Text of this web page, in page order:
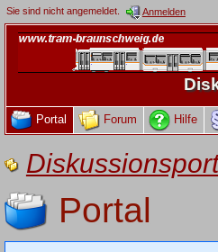
Sie sind nicht angemeldet. Anmelden
Portal Forum Hilfe
Portal